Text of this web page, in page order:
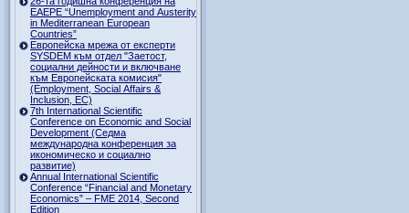
EAEPE “Unemployment and Austerity
in Mediterranean European
Countries”
Eвропейска мрежа от експерти
SYSDEM към отдел "Заетост,
социални дейности и включване
към Европейската комисия"
(Employment, Social Affairs &
Inclusion, ЕС)
7th International Scientific
Conference on Economic and Social
Development (Седма
международна конференция за
икономическо и социално
развитие)
Annual International Scientific
Conference “Financial and Monetary
Economics” – FME 2014, Second
Edition